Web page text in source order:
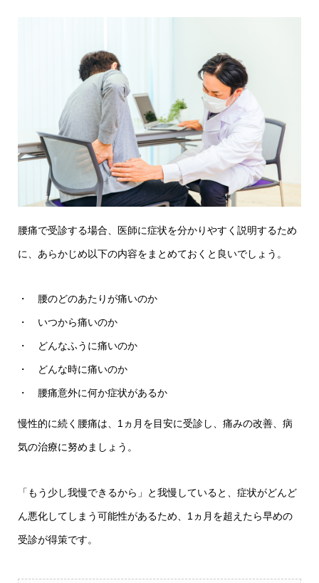
腰痛で受診する場合、医師に症状を分かりやすく説明するため
に、あらかじめ以下の内容をまとめておくと良いでしょう。
・ 腰のどのあたりが痛いのか
・ いつから痛いのか
・ どんなふうに痛いのか
・ どんな時に痛いのか
・ 腰痛意外に何か症状があるか
慢性的に続く腰痛は、1ヵ月を目安に受診し、痛みの改善、病
気の治療に努めましょう。
「もう少し我慢できるから」と我慢していると、症状がどんど
ん悪化してしまう可能性があるため、1ヵ月を超えたら早めの
受診が得策です。